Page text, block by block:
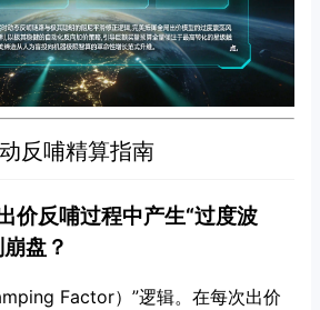
反哺精算指南
价反哺过程中产生“过度波
盘？
Factor）”逻辑。在每次出价